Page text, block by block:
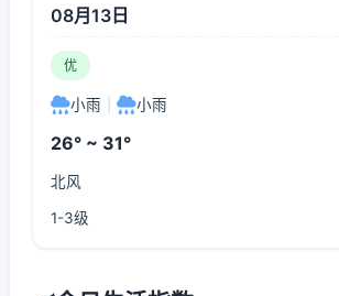
08月13日
优
小雨 小雨
26° ~ 31°
北风
1-3级